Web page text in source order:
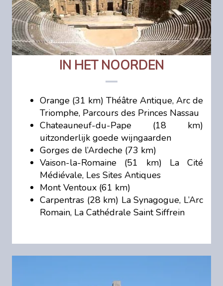
IN HET NOORDEN
Orange (31 km) Théâtre Antique, Arc de
Triomphe, Parcours des Princes Nassau
Chateauneuf-du-Pape (18 km)
uitzonderlijk goede wijngaarden
Gorges de l’Ardeche (73 km)
Vaison-la-Romaine (51 km) La Cité
Médiévale, Les Sites Antiques
Mont Ventoux (61 km)
Carpentras (28 km) La Synagogue, L’Arc
Romain, La Cathédrale Saint Siffrein